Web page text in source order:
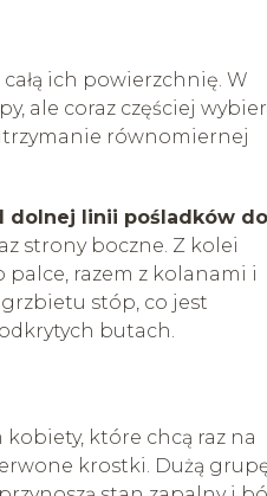
ich powierzchnię. W
ale coraz częściej
równomiernej
dolnej linii pośladków do
strony boczne. Z kolei
razem z kolanami i
stóp, co jest
butach.
które chcą raz na
krostki. Dużą